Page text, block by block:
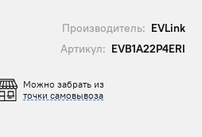
Производитель: EVLink
Артикул: EVB1A22P4ERI
Можно забрать из
точки самовывоза